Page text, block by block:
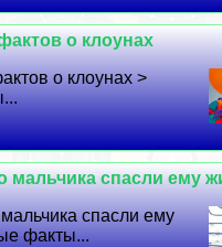
о клоунах
о клоунах >
мальчика спасли ему
спасли ему
факты...